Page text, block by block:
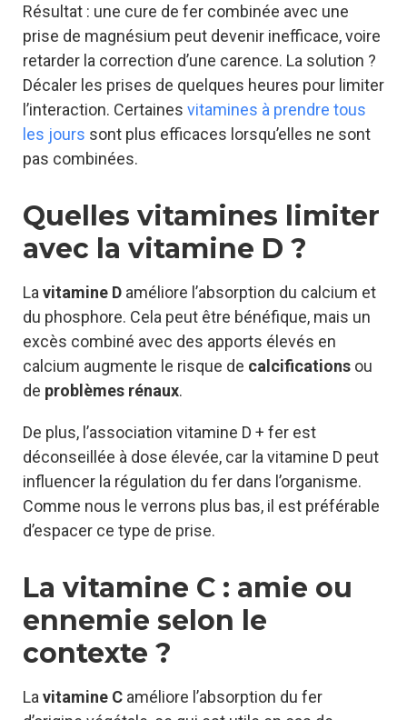
Résultat : une cure de fer combinée avec une
prise de magnésium peut devenir inefficace, voire
retarder la correction d’une carence. La solution ?
Décaler les prises de quelques heures pour limiter
l’interaction. Certaines vitamines à prendre tous
les jours sont plus efficaces lorsqu’elles ne sont
pas combinées.
Quelles vitamines limiter
avec la vitamine D ?
La vitamine D améliore l’absorption du calcium et
du phosphore. Cela peut être bénéfique, mais un
excès combiné avec des apports élevés en
calcium augmente le risque de calcifications ou
de problèmes rénaux.
De plus, l’association vitamine D + fer est
déconseillée à dose élevée, car la vitamine D peut
influencer la régulation du fer dans l’organisme.
Comme nous le verrons plus bas, il est préférable
d’espacer ce type de prise.
La vitamine C : amie ou
ennemie selon le
contexte ?
Lavitamine C améliore l’absorption du fer